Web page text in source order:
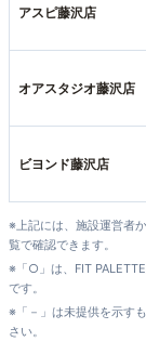
アスピ藤沢店
オアスタジオ藤沢店
ビヨンド藤沢店
※上記には、施設運営者
覧で確認できます。
※「○」は、FIT
です。
※「－」は未提供を示す
さい。